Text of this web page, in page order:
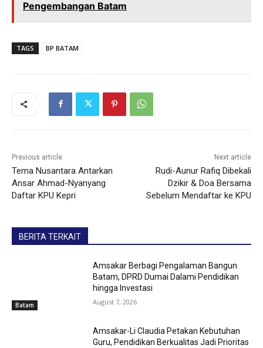
Pengembangan Batam
TAGS BP BATAM
Previous article
Tema Nusantara Antarkan
Ansar Ahmad-Nyanyang
Daftar KPU Kepri
Next article
Rudi-Aunur Rafiq Dibekali
Dzikir & Doa Bersama
Sebelum Mendaftar ke KPU
BERITA TERKAIT
Batam
Amsakar Berbagi Pengalaman Bangun
Batam, DPRD Dumai Dalami Pendidikan
hingga Investasi
August 7, 2026
Amsakar-Li Claudia Petakan Kebutuhan
Guru, Pendidikan Berkualitas Jadi Prioritas